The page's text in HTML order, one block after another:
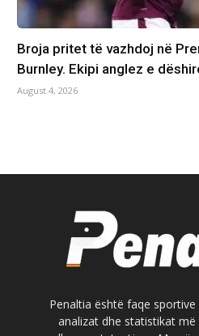
Broja pritet të vazhdoj në
Burnley. Ekipi anglez e
August 4, 2026
Penaltia është faqe
analizat dhe statistikat